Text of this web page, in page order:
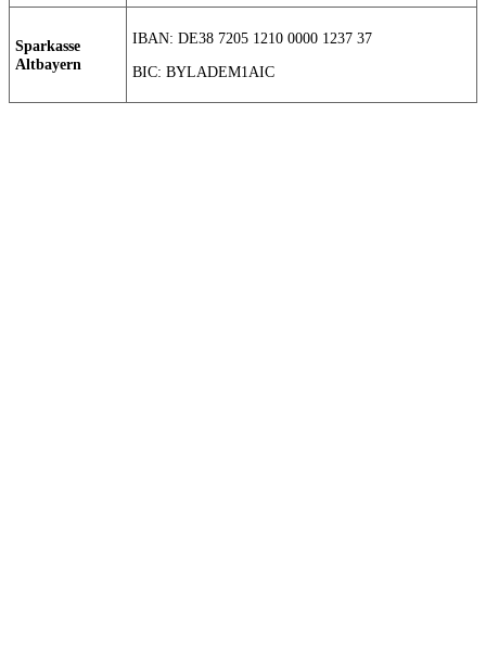
Sparkasse
Altbayern
IBAN: DE38 7205 1210 0000 1237 37
BIC: BYLADEM1AIC